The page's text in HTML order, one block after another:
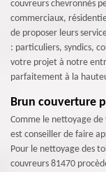
couvreurs chevronnés
commerciaux,
de proposer leurs
: particuliers, syndics,
votre projet à notre
parfaitement à la
Brun couverture
Comme le nettoyage
est conseiller de faire
Pour le nettoyage des
couvreurs 81470